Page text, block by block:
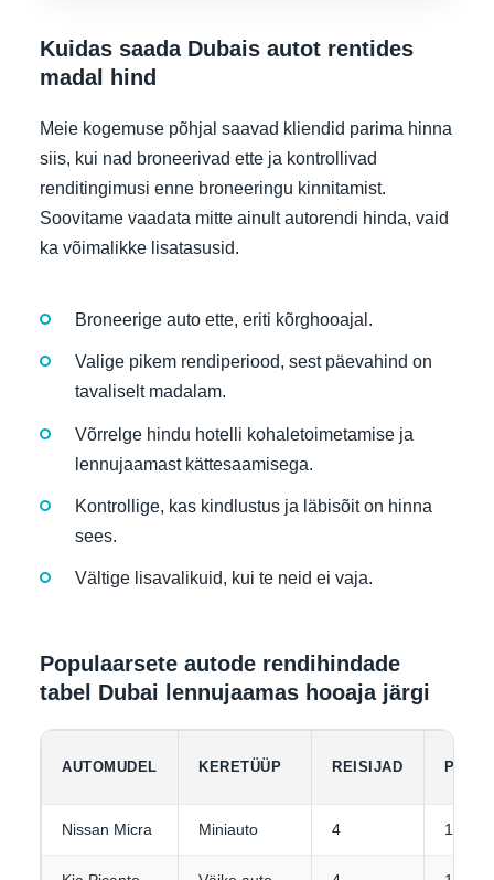
Kuidas saada Dubais autot rentides
madal hind
Meie kogemuse põhjal saavad kliendid parima hinna
siis, kui nad broneerivad ette ja kontrollivad
renditingimusi enne broneeringu kinnitamist.
Soovitame vaadata mitte ainult autorendi hinda, vaid
ka võimalikke lisatasusid.
Broneerige auto ette, eriti kõrghooajal.
Valige pikem rendiperiood, sest päevahind on
tavaliselt madalam.
Võrrelge hindu hotelli kohaletoimetamise ja
lennujaamast kättesaamisega.
Kontrollige, kas kindlustus ja läbisõit on hinna
sees.
Vältige lisavalikuid, kui te neid ei vaja.
Populaarsete autode rendihindade
tabel Dubai lennujaamas hooaja järgi
AUTOMUDEL KERETÜÜP REISIJAD
Nissan Micra Miniauto 4 1-2